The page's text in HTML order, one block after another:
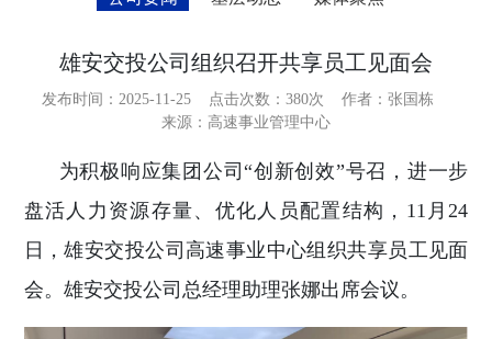
雄安交投公司组织召开共享员工见面会
发布时间：2025-11-25 点击次数： 380次
作者：张国栋
来源：高速事业管理中心
为积极响应集团公司“创新创效”号召，进一步
盘活人力资源存量、优化人员配置结构，11月24
日，雄安交投公司高速事业中心组织共享员工见面
会。雄安交投公司总经理助理张娜出席会议。